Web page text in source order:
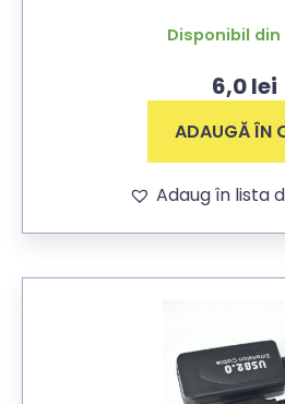
Disponibil
6,0lei
ADAUGĂ ÎN
Adaug în lista